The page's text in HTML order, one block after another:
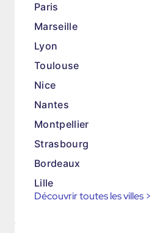
Paris
Marseille
Lyon
Toulouse
Nice
Nantes
Montpellier
Strasbourg
Bordeaux
Lille
Découvrir toutes les villes >